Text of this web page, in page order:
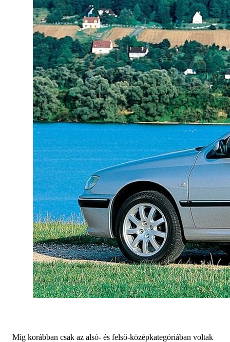
Míg korábban csak az alsó- és felső-középkategóriában voltak